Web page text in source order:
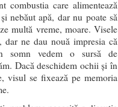
combustia care alimentează
nebăut apă, dar nu poate să
multă vreme, moare. Visele
dar ne dau nouă impresia că
somn vedem o sursă de
Dacă deschidem ochii și în
visul se fixează pe memoria